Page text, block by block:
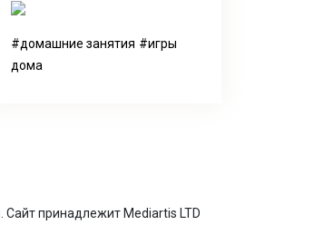
домашние занятия
игры
дома
принадлежит Mediartis LTD